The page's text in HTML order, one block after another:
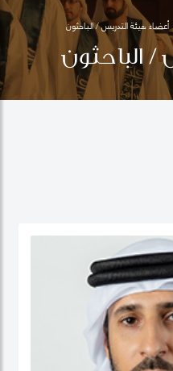
أعضاء هيئة التدريس / الباحثون
/ الباحثون